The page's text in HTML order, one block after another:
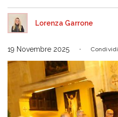
Lorenza Garrone
19 Novembre 2025 Condividi